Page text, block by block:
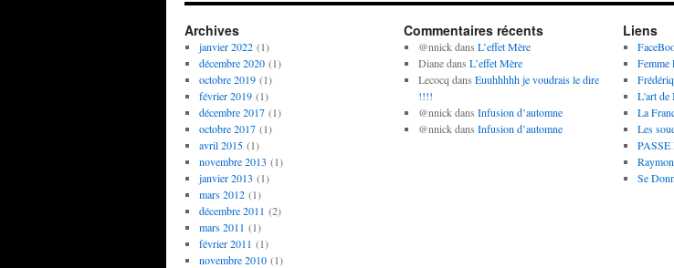
Archives
janvier 2022(1)
décembre 2020(1)
octobre 2019(1)
février 2019(1)
décembre 2017(1)
octobre 2017(1)
avril 2015(1)
novembre 2013 (1)
janvier 2013 (1)
mars 2012(1)
décembre 2011 (2)
mars 2011 (1)
février 2011 (1)
novembre 2010(1)
Commentaires récents
@nnickdans L’effet Mère
Dianedans L’effet Mère
Lecocq dans Euuhhhhh je voudrais le dire
!!!!
@nnickdans Infusion d’automne
@nnickdans Infusion d’automne
Liens
Femme
L'art de
La
Les
PASSE
Se